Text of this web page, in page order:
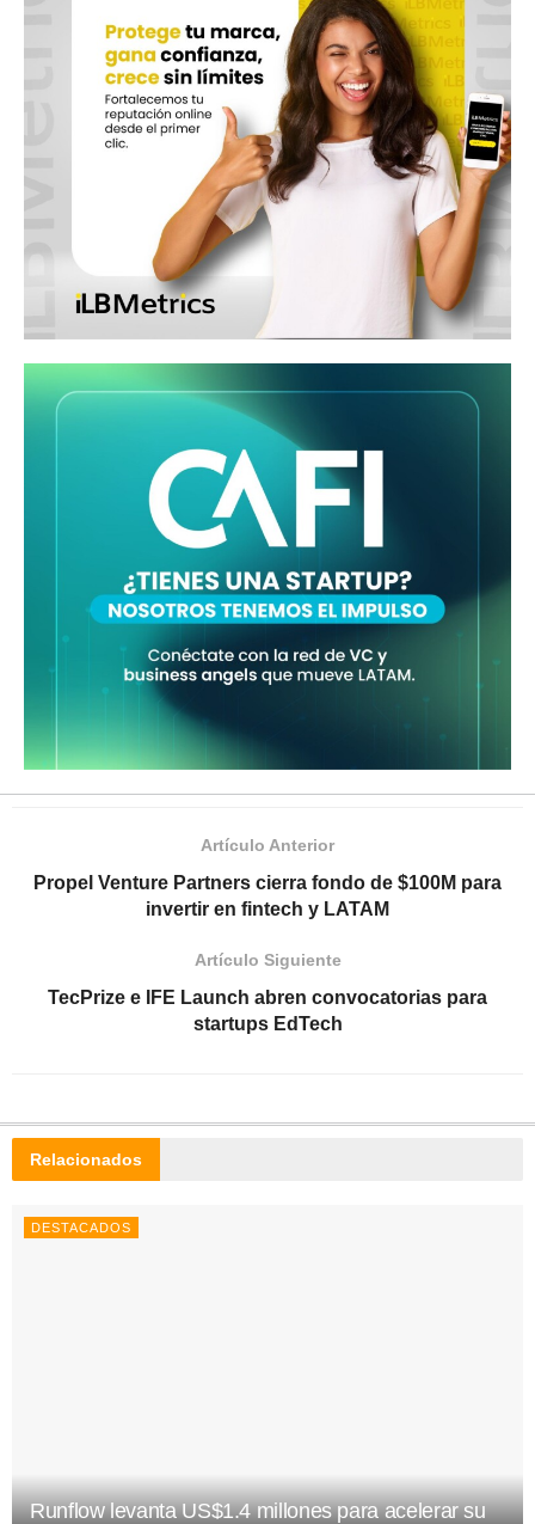
Artículo Anterior
Propel Venture Partners cierra fondo de $100M para
invertir en fintech y LATAM
Artículo Siguiente
TecPrize e IFE Launch abren convocatorias para
startups EdTech
Relacionados
DESTACADOS
Runflow levanta US$1.4 millones para acelerar su